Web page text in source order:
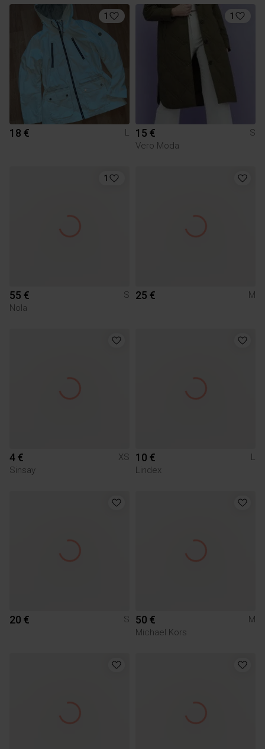
1
18 € L
1
15 €
S
Vero Moda
1
55 €
S
Nola
25 € M
4 €
XS
Sinsay
10 €
L
Lindex
20 € S 50 €
M
Michael Kors